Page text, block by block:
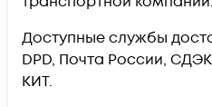
Доступные службы
DPD, Почта России,
КИТ.